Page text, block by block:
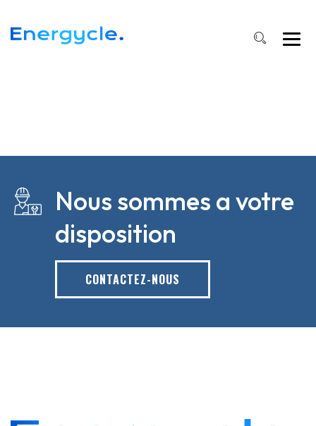
Nous sommes a votre
disposition
CONTACTEZ-NOUS